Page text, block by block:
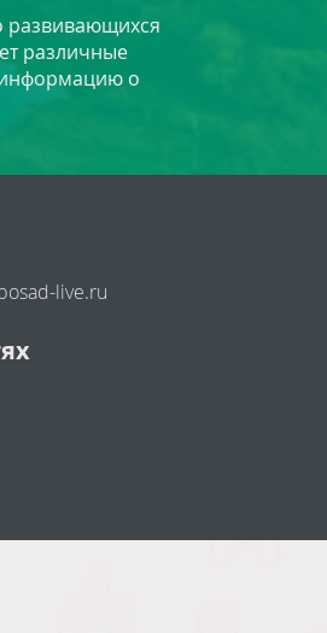
развивающихся
различные
информацию о
live.ru